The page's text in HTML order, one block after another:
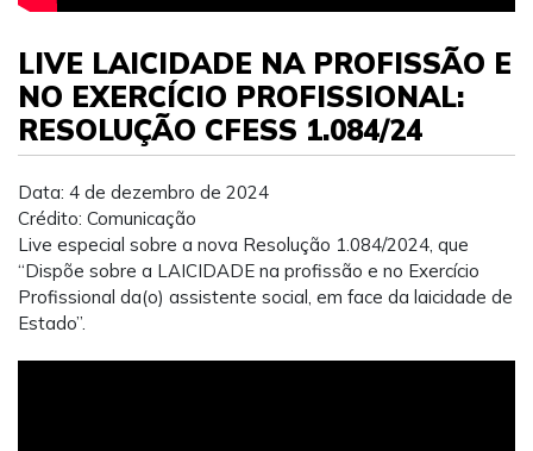
LIVE LAICIDADE NA PROFISSÃO E
NO EXERCÍCIO PROFISSIONAL:
RESOLUÇÃO CFESS 1.084/24
Data: 4 de dezembro de 2024
Crédito: Comunicação
Live especial sobre a nova Resolução 1.084/2024, que
“Dispõe sobre a LAICIDADE na profissão e no Exercício
Profissional da(o) assistente social, em face da laicidade de
Estado”.